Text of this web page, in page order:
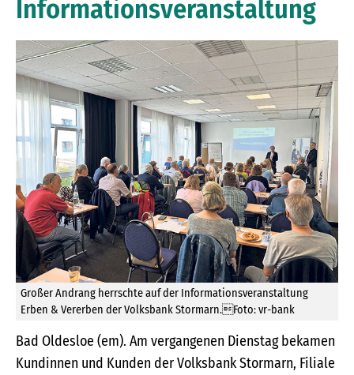
Informationsveranstaltung
Großer Andrang herrschte auf der Informationsveranstaltung
Erben & Vererben der Volksbank Stormarn.Foto: vr-bank
Bad Oldesloe (em). Am vergangenen Dienstag bekamen
Kundinnen und Kunden der Volksbank Stormarn, Filiale